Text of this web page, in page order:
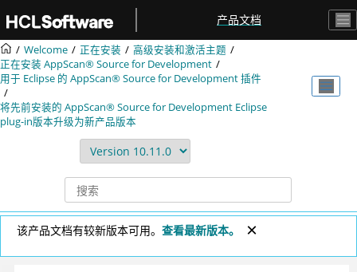
产品文档
Welcome 正在安装
高级安装和激活主题
正在安装 AppScan® Source for Development
用于 Eclipse 的 AppScan® Source for Development插件
将先前安装的 AppScan® Source for Development Eclipse
plug-in版本升级为新产品版本
该产品文档有较新版本可用。 查看最新版本。